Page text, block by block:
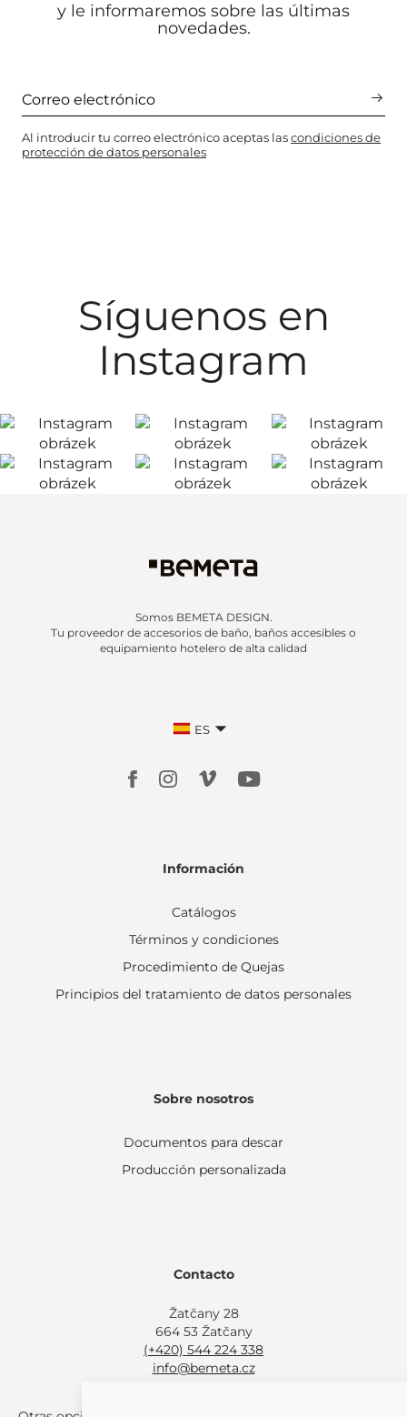
y le informaremos sobre las últimas
novedades.
Al introducir tu correo electrónico aceptas lascondiciones de
protección de datos personales
Síguenos en
Instagram
Somos BEMETA DESIGN.
Tu proveedor de accesorios de baño, baños accesibles o
equipamiento hotelero de alta calidad
ES
Información
Catálogos
Términos y condiciones
Procedimiento de Quejas
Principios del tratamiento de datos personales
Sobre nosotros
Documentos para descar
Producción personalizada
Contacto
Žatčany 28
664 53 Žatčany
(+420) 544 224 338
info@bemeta.cz